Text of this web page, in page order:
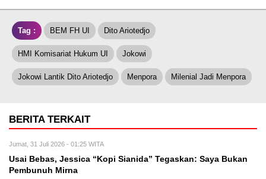
Tag : BEM FH UI Dito Ariotedjo
HMI Komisariat Hukum UI Jokowi
Jokowi Lantik Dito Ariotedjo Menpora Milenial Jadi Menpora
BERITA TERKAIT
Jumat, 31 Juli 2026 - 01:25 WITA
Usai Bebas, Jessica “Kopi Sianida” Tegaskan: Saya Bukan
Pembunuh Mirna